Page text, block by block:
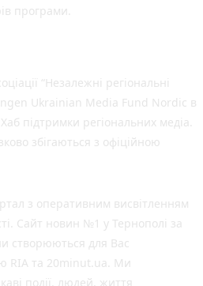
програми.
“Незалежні регіональні
Ukrainian Media Fund Nordic в
підтримки регіональних медіа.
збігаються з офіційною
з оперативним висвітленням
Сайт новин №1 у Тернополі за
створюються для Вас
RIA та 20minut.ua. Ми
події, людей, життя